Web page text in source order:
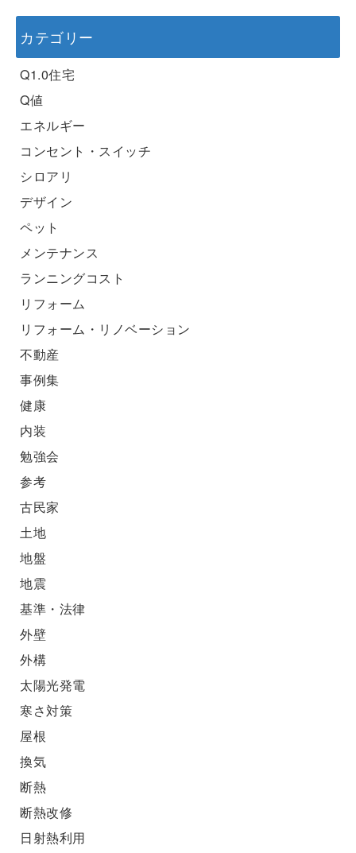
カテゴリー
Q1.0住宅
Q値
エネルギー
コンセント・スイッチ
シロアリ
デザイン
ペット
メンテナンス
ランニングコスト
リフォーム
リフォーム・リノベーション
不動産
事例集
健康
内装
勉強会
参考
古民家
土地
地盤
地震
基準・法律
外壁
外構
太陽光発電
寒さ対策
屋根
換気
断熱
断熱改修
日射熱利用